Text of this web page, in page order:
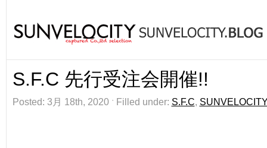
S.F.C 先行受注会開催!!
Posted: 3月 18th, 2020 ˑ Filled under: S.F.C,